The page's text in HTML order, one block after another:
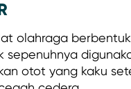
olahraga
sepenuhnya
otot yang kaku